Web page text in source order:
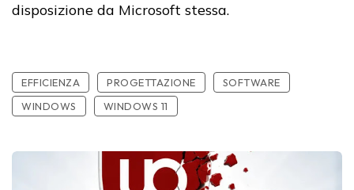
disposizione da Microsoft stessa.
EFFICIENZA PROGETTAZIONE
SOFTWARE
WINDOWS
WINDOWS 11